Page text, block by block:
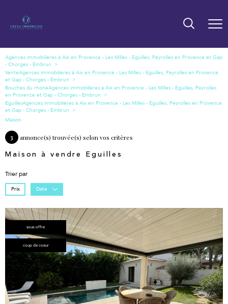
Vente
Bouches du rhone
Eguilles
Maison
3 annonce(s) trouvée(s) selon vos critères
Maison à vendre Eguilles
Trier par
Prix Date
sous-offre
coup de coeur